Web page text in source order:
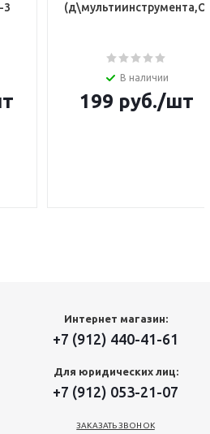
3
В наличии
199 руб./шт
Интернет магазин:
+7 (912) 440-41-61
Для юридических лиц:
+7 (912) 053-21-07
ЗАКАЗАТЬ ЗВОНОК